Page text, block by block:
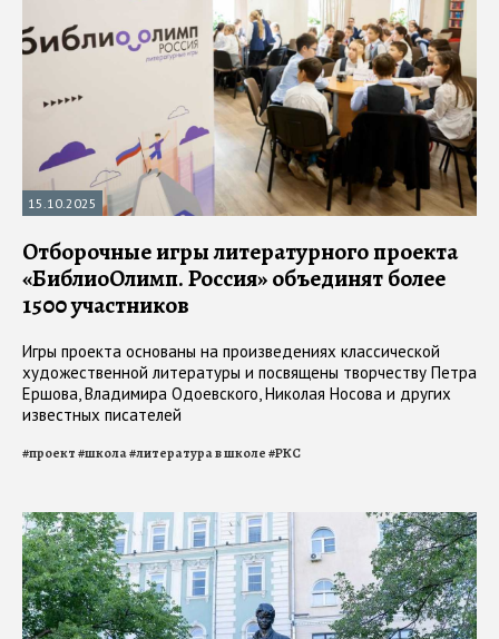
15.10.2025
Отборочные игры литературного проекта
«БиблиоОлимп. Россия» объединят более
1500 участников
Игры проекта основаны на произведениях классической
художественной литературы и посвящены творчеству Петра
Ершова, Владимира Одоевского, Николая Носова и других
известных писателей
#проект#школа#литература в школе#РКС